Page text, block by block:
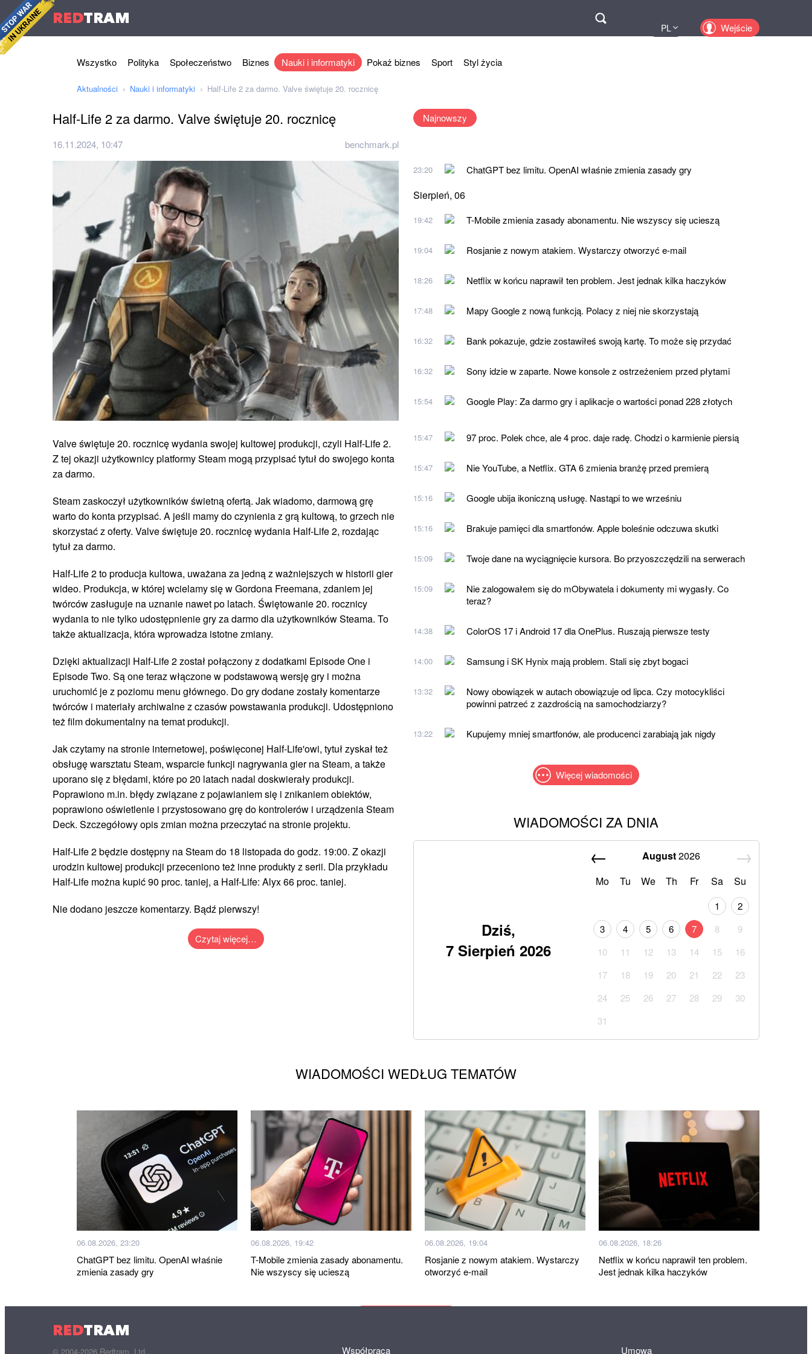
REDTRAM
PL Wejście
Wszystko Polityka Społeczeństwo Biznes Nauki i informatyki Pokaż biznes Sport Styl życia
Aktualności Nauki i informatyki Half-Life 2 za darmo. Valve świętuje 20. rocznicę
Half-Life 2 za darmo. Valve świętuje 20. rocznicę
16.11.2024, 10:47 benchmark.pl
Valve świętuje 20. rocznicę wydania swojej kultowej produkcji, czyli Half-Life 2.
Z tej okazji użytkownicy platformy Steam mogą przypisać tytuł do swojego konta
za darmo.
Steam zaskoczył użytkowników świetną ofertą. Jak wiadomo, darmową grę
warto do konta przypisać. A jeśli mamy do czynienia z grą kultową, to grzech nie
skorzystać z oferty. Valve świętuje 20. rocznicę wydania Half-Life 2, rozdając
tytuł za darmo.
Half-Life 2 to producja kultowa, uważana za jedną z ważniejszych w historii gier
wideo. Produkcja, w której wcielamy się w Gordona Freemana, zdaniem jej
twórców zasługuje na uznanie nawet po latach. Świętowanie 20. rocznicy
wydania to nie tylko udostępnienie gry za darmo dla użytkowników Steama. To
także aktualizacja, która wprowadza istotne zmiany.
Dzięki aktualizacji Half-Life 2 został połączony z dodatkami Episode One i
Episode Two. Są one teraz włączone w podstawową wersję gry i można
uruchomić je z poziomu menu głównego. Do gry dodane zostały komentarze
twórców i materiały archiwalne z czasów powstawania produkcji. Udostępniono
też film dokumentalny na temat produkcji.
Jak czytamy na stronie internetowej, poświęconej Half-Life'owi, tytuł zyskał też
obsługę warsztatu Steam, wsparcie funkcji nagrywania gier na Steam, a także
uporano się z błędami, które po 20 latach nadal doskwierały produkcji.
Poprawiono m.in. błędy związane z pojawianiem się i znikaniem obiektów,
poprawiono oświetlenie i przystosowano grę do kontrolerów i urządzenia Steam
Deck. Szczegółowy opis zmian można przeczytać na stronie projektu.
Half-Life 2 będzie dostępny na Steam do 18 listopada do godz. 19:00. Z okazji
urodzin kultowej produkcji przeceniono też inne produkty z serii. Dla przykładu
Half-Life można kupić 90 proc. taniej, a Half-Life: Alyx 66 proc. taniej.
Nie dodano jeszcze komentarzy. Bądź pierwszy!
Czytaj więcej…
Najnowszy
23:20 ChatGPT bez limitu. OpenAI właśnie zmienia zasady gry
Sierpień, 06
19:42 T-Mobile zmienia zasady abonamentu. Nie wszyscy się ucieszą
19:04 Rosjanie z nowym atakiem. Wystarczy otworzyć e-mail
18:26 Netflix w końcu naprawił ten problem. Jest jednak kilka haczyków
17:48 Mapy Google z nową funkcją. Polacy z niej nie skorzystają
16:32 Bank pokazuje, gdzie zostawiłeś swoją kartę. To może się przydać
16:32 Sony idzie w zaparte. Nowe konsole z ostrzeżeniem przed płytami
15:54 Google Play: Za darmo gry i aplikacje o wartości ponad 228 złotych
15:47 97 proc. Polek chce, ale 4 proc. daje radę. Chodzi o karmienie piersią
15:47 Nie YouTube, a Netflix. GTA 6 zmienia branżę przed premierą
15:16 Google ubija ikoniczną usługę. Nastąpi to we wrześniu
15:16 Brakuje pamięci dla smartfonów. Apple boleśnie odczuwa skutki
15:09 Twoje dane na wyciągnięcie kursora. Bo przyoszczędzili na serwerach
15:09
Nie zalogowałem się do mObywatela i dokumenty mi wygasły. Co
teraz?
14:38 ColorOS 17 i Android 17 dla OnePlus. Ruszają pierwsze testy
14:00 Samsung i SK Hynix mają problem. Stali się zbyt bogaci
13:32
Nowy obowiązek w autach obowiązuje od lipca. Czy motocykliści
powinni patrzeć z zazdrością na samochodziarzy?
13:22 Kupujemy mniej smartfonów, ale producenci zarabiają jak nigdy
Więcej wiadomości
WIADOMOŚCI ZA DNIA
Dziś,
7 Sierpień 2026
August2026
Mo
Tu We Th Fr Sa Su
1
2
3
4 5 6 7 8
9
10
11 12 13 14 15
16
17
18 19 20 21 22
23
24
25 26 27 28 29
30
31
WIADOMOŚCI WEDŁUG TEMATÓW
06.08.2026, 23:20
ChatGPT bez limitu. OpenAI właśnie
zmienia zasady gry
06.08.2026, 19:42
T-Mobile zmienia zasady abonamentu.
Nie wszyscy się ucieszą
06.08.2026, 19:04
Rosjanie z nowym atakiem. Wystarczy
otworzyć e-mail
06.08.2026, 18:26
Netflix w końcu naprawił ten problem.
Jest jednak kilka haczyków
REDTRAM
© 2004-2026 Redtram, Ltd. Współpraca Umowa